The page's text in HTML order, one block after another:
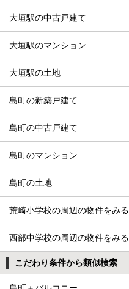
大垣駅の中古戸建て
大垣駅のマンション
大垣駅の土地
島町の新築戸建て
島町の中古戸建て
島町のマンション
島町の土地
荒崎小学校の周辺の物件をみる
西部中学校の周辺の物件をみる
こだわり条件から類似検索